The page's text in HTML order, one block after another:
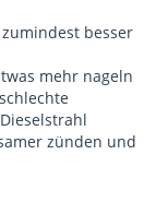
besser
mehr nageln
zünden und